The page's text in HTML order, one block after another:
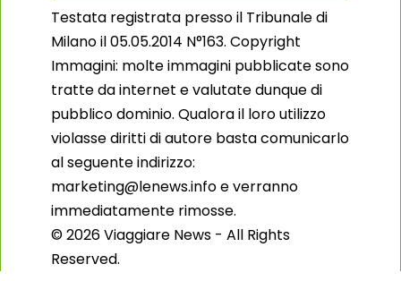
Testata registrata presso il Tribunale di
Milano il 05.05.2014 N°163. Copyright
Immagini: molte immagini pubblicate sono
tratte da internet e valutate dunque di
pubblico dominio. Qualora il loro utilizzo
violasse diritti di autore basta comunicarlo
al seguente indirizzo:
marketing@lenews.info e verranno
immediatamente rimosse.
© 2026 Viaggiare News - All Rights
Reserved.